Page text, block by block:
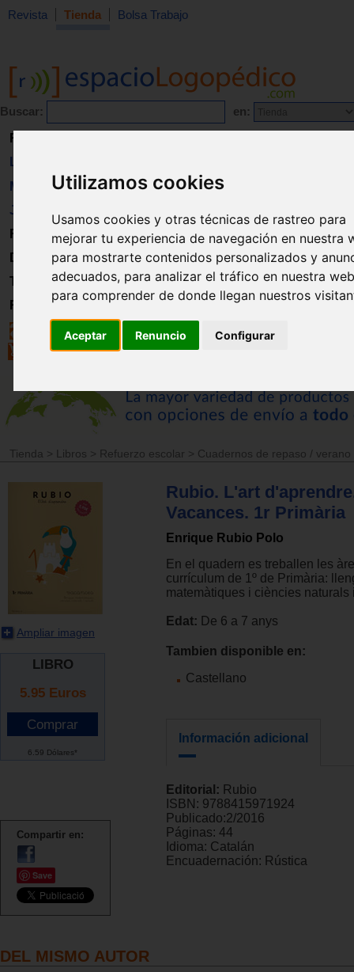
Utilizamos cookies
Usamos cookies y otras técnicas de rastreo para
mejorar tu experiencia de navegación en nuestra
para mostrarte contenidos personalizados y
adecuados, para analizar el tráfico en nuestra
para comprender de donde llegan nuestros
Aceptar Renuncio Configurar
Revista Tienda Bolsa Trabajo
Buscar: en:
Revista
Libros
Material
Juguetes
Formación
Directorio
Trabajo
Registro
Tienda > Libros > Refuerzo escolar > Cuadernos de repaso / verano
Ampliar imagen
LIBRO
5.95 Euros
6.59 Dólares*
Compartir en:
Save
Rubio. L'art
Vacances. 1r Primària
Enrique Rubio Polo
En el quadern es treballen les
currículum de 1º de Primària:
matemàtiques i ciències naturals
Edat: De 6 a 7 anys
Tambien disponible en:
Castellano
Información adicional
Editorial: Rubio
ISBN: 9788415971924
Publicado:2/2016
Páginas: 44
Idioma: Catalán
Encuadernación: Rústica
DEL MISMO AUTOR